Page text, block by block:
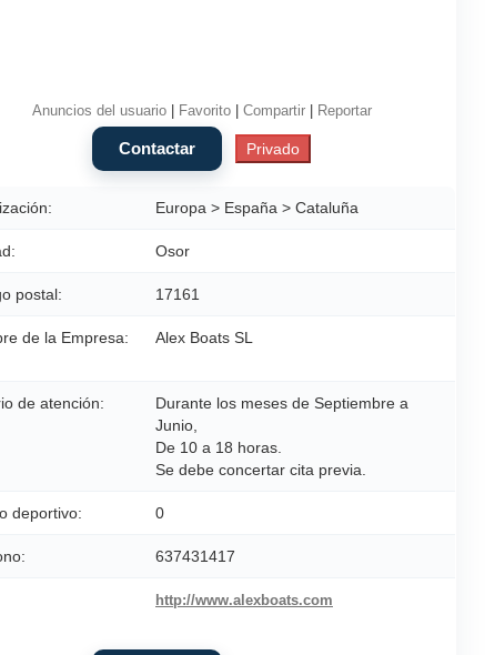
Anuncios del usuario| Favorito| Compartir| Reportar
Europa > España > Cataluña
Osor
postal: 17161
de la Empresa: Alex Boats SL
de atención:
Durante los meses de Septiembre a
Junio,
De 10 a 18 horas.
Se debe concertar cita previa.
deportivo: 0
637431417
http://www.alexboats.com